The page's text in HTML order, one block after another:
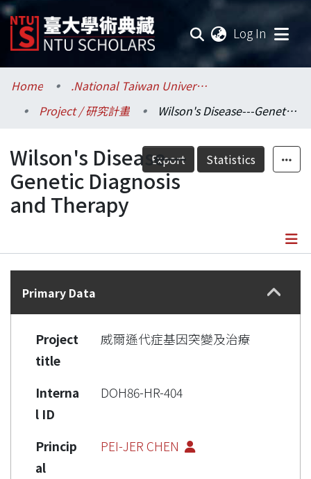
Log In
Communities & Collections
Research Outputs
Fundings & Projects
Researchers
Statistics
Home
.National Taiwan University / 國立臺灣大學
Project / 研究計畫
Wilson's Disease---Genetic Diagnosis and Therapy
Export Statistics
Wilson's Disease---
Genetic Diagnosis
and Therapy
Details
Primary Data
Project
title
威爾遜代症基因突變及治療
Interna
l ID
DOH86-HR-404
Princip
al
PEI-JER CHEN